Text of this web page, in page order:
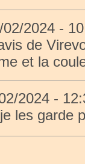
2024 -
de
et la
2024 -
les garde